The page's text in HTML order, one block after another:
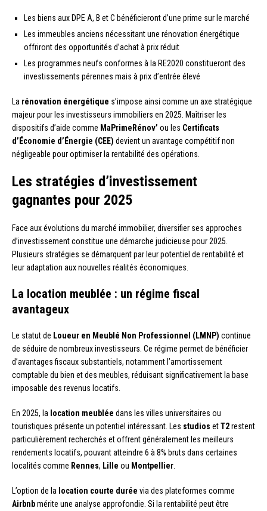
Les biens aux DPE A, B et C bénéficieront d’une prime sur le marché
Les immeubles anciens nécessitant une rénovation énergétique
offriront des opportunités d’achat à prix réduit
Les programmes neufs conformes à la RE2020 constitueront des
investissements pérennes mais à prix d’entrée élevé
La rénovation énergétique s’impose ainsi comme un axe stratégique
majeur pour les investisseurs immobiliers en 2025. Maîtriser les
dispositifs d’aide comme MaPrimeRénov’ ou les Certificats
d’Économie d’Énergie (CEE) devient un avantage compétitif non
négligeable pour optimiser la rentabilité des opérations.
Les stratégies d’investissement
gagnantes pour 2025
Face aux évolutions du marché immobilier, diversifier ses approches
d’investissement constitue une démarche judicieuse pour 2025.
Plusieurs stratégies se démarquent par leur potentiel de rentabilité et
leur adaptation aux nouvelles réalités économiques.
La location meublée : un régime fiscal
avantageux
Le statut de Loueur en Meublé Non Professionnel (LMNP) continue
de séduire de nombreux investisseurs. Ce régime permet de bénéficier
d’avantages fiscaux substantiels, notamment l’amortissement
comptable du bien et des meubles, réduisant significativement la base
imposable des revenus locatifs.
En 2025, la location meublée dans les villes universitaires ou
touristiques présente un potentiel intéressant. Les studios etT2restent
particulièrement recherchés et offrent généralement les meilleurs
rendements locatifs, pouvant atteindre 6 à 8% bruts dans certaines
localités comme Rennes, Lille ou Montpellier
L’option de la location courte durée via des plateformes comme
Airbnbmérite une analyse approfondie. Si la rentabilité peut être